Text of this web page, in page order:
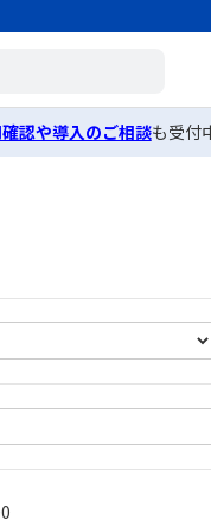
認や導入のご相談も受付